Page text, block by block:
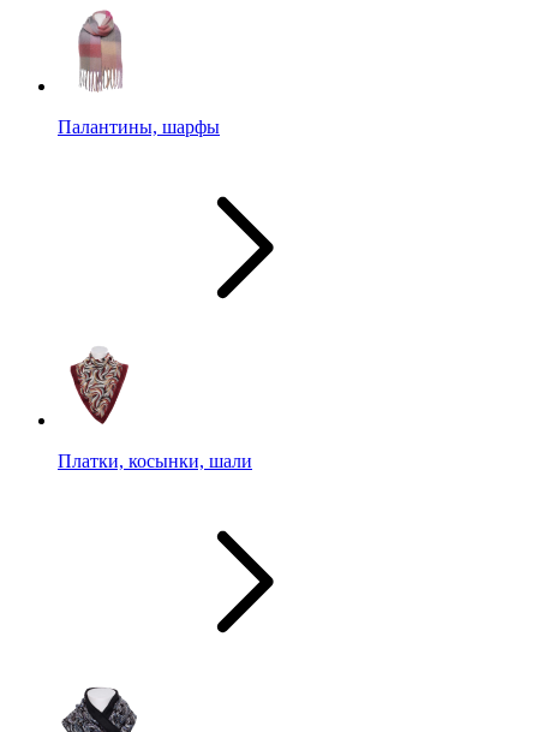
Палантины, шарфы
Платки, косынки, шали